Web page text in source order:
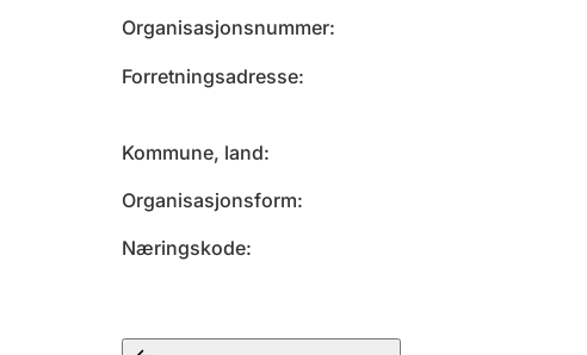
Organisasjonsnummer
Forretningsadresse
Kommune, land
Organisasjonsform
Næringskode